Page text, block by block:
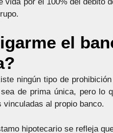
el
ningún tipo de
de prima única, pero lo
al propio banco.
hipotecario se refleja